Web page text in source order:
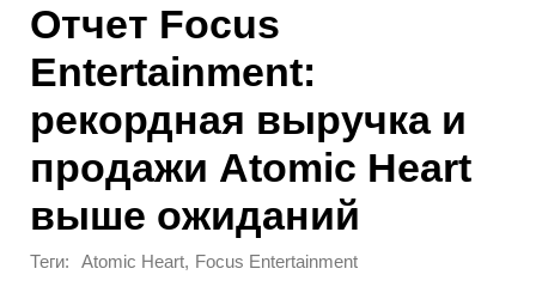
Отчет Focus
Entertainment:
рекордная выручка и
продажи Atomic Heart
выше ожиданий
Теги: Atomic Heart, Focus Entertainment